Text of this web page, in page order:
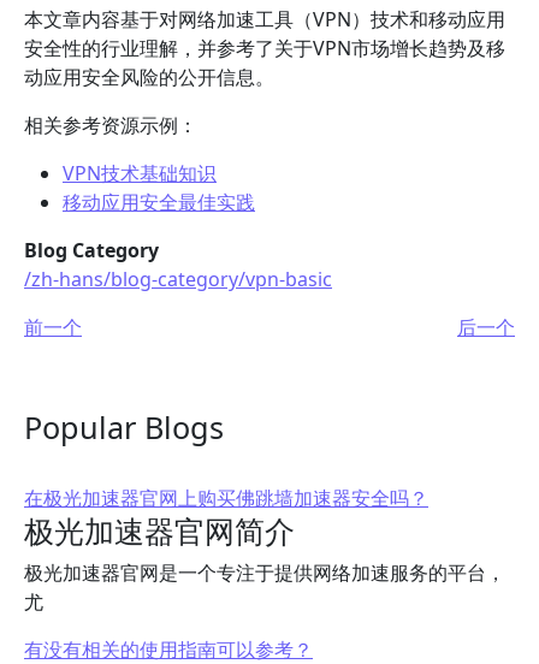
本文章内容基于对网络加速工具（VPN）技术和移动应用
安全性的行业理解，并参考了关于VPN市场增长趋势及移
动应用安全风险的公开信息。
相关参考资源示例：
VPN技术基础知识
移动应用安全最佳实践
Blog Category
/zh-hans/blog-category/vpn-basic
前一个
后一个
Popular Blogs
在极光加速器官网上购买佛跳墙加速器安全吗？
极光加速器官网简介
极光加速器官网是一个专注于提供网络加速服务的平台，
尤
有没有相关的使用指南可以参考？